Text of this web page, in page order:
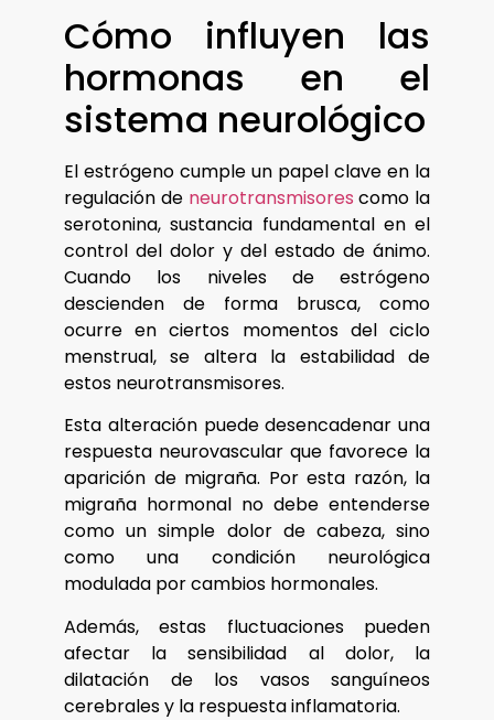
Cómo influyen las
hormonas en el
sistema neurológico
El estrógeno cumple un papel clave en la
regulación de neurotransmisores como la
serotonina, sustancia fundamental en el
control del dolor y del estado de ánimo.
Cuando los niveles de estrógeno
descienden de forma brusca, como
ocurre en ciertos momentos del ciclo
menstrual, se altera la estabilidad de
estos neurotransmisores.
Esta alteración puede desencadenar una
respuesta neurovascular que favorece la
aparición de migraña. Por esta razón, la
migraña hormonal no debe entenderse
como un simple dolor de cabeza, sino
como una condición neurológica
modulada por cambios hormonales.
Además, estas fluctuaciones pueden
afectar la sensibilidad al dolor, la
dilatación de los vasos sanguíneos
cerebrales y la respuesta inflamatoria.